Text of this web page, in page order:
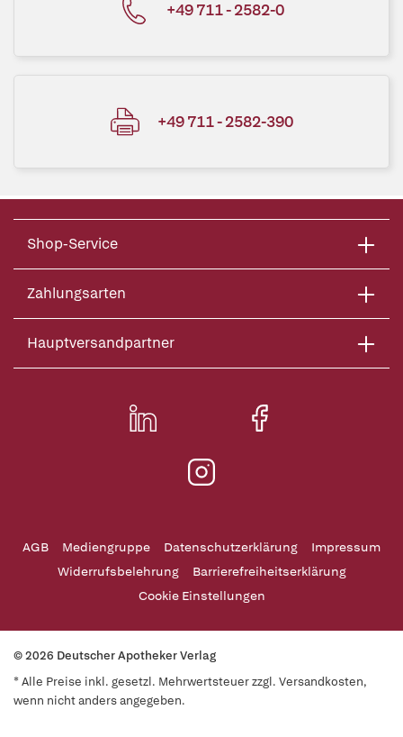
+49 711 - 2582-0
+49 711 - 2582-390
Shop-Service
Zahlungsarten
Hauptversandpartner
AGB Mediengruppe Datenschutzerklärung
Impressum
Widerrufsbelehrung
Barrierefreiheitserklärung
Cookie Einstellungen
© 2026 Deutscher Apotheker Verlag
* Alle Preise inkl. gesetzl. Mehrwertsteuer zzgl. Versandkosten,
wenn nicht anders angegeben.